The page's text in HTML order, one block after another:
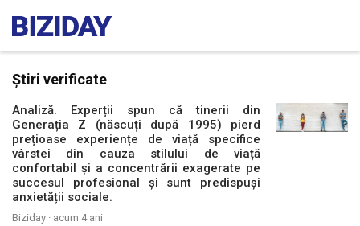
Știri verificate
Analiză. Experții spun că tinerii din
Generația Z (născuți după 1995) pierd
prețioase experiențe de viață specifice
vârstei din cauza stilului de viață
confortabil și a concentrării exagerate pe
succesul profesional și sunt predispuși
anxietății sociale.
Biziday · acum 4 ani